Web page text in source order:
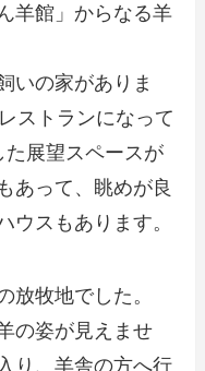
羊館」からなる羊
いの家がありま
ストランになって
展望スペースが
あって、眺めが良
ウスもあります。
放牧地でした。
の姿が見えませ
り、羊舎の方へ行